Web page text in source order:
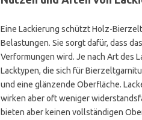
Eine Lackierung schützt Holz-
Belastungen. Sie sorgt dafür, dass
Verformungen wird. Je nach Art des
Lacktypen, die sich für
und eine glänzende Oberfläche.
wirken aber oft weniger
bieten aber keinen vollständigen